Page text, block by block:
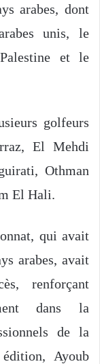
arabes, dont
unis, le
et le
golfeurs
El Mehdi
Othman
El Hali.
qui avait
arabes, avait
renforçant
dans la
de la
Ayoub